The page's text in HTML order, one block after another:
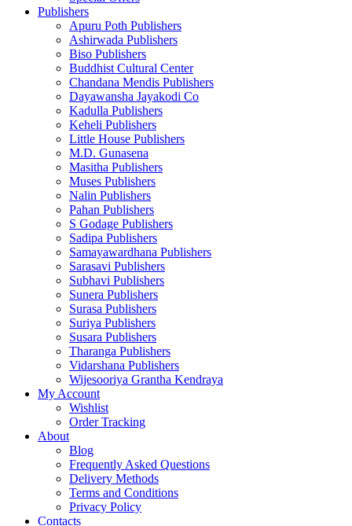
Publishers
Apuru Poth Publishers
Ashirwada Publishers
Biso Publishers
Buddhist Cultural Center
Chandana Mendis Publishers
Dayawansha Jayakodi Co
Kadulla Publishers
Keheli Publishers
Little House Publishers
M.D. Gunasena
Masitha Publishers
Muses Publishers
Nalin Publishers
Pahan Publishers
S Godage Publishers
Sadipa Publishers
Samayawardhana Publishers
Sarasavi Publishers
Subhavi Publishers
Sunera Publishers
Surasa Publishers
Suriya Publishers
Susara Publishers
Tharanga Publishers
Vidarshana Publishers
Wijesooriya Grantha Kendraya
My Account
Wishlist
Order Tracking
About
Blog
Frequently Asked Questions
Delivery Methods
Terms and Conditions
Privacy Policy
Contacts